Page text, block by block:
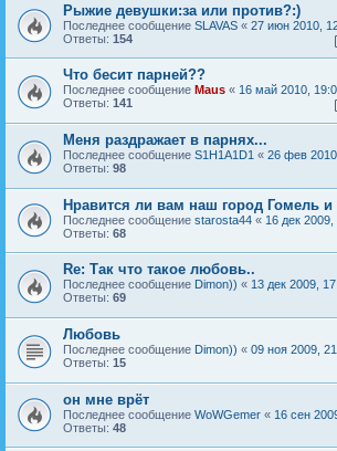
Рыжие девушки:за или против?:)
Последнее сообщение SLAVAS « 27 июн 2010,
Ответы: 154
Что бесит парней??
Последнее сообщение Maus « 16 май 2010,
Ответы: 141
Меня раздражает в парнях...
Последнее сообщение S1H1A1D1 « 26 фев
Ответы: 98
Нравится ли вам наш город Гомель
Последнее сообщение starosta44 « 16 дек 2009,
Ответы: 68
Re: Так что такое любовь..
Последнее сообщение Dimon)) « 13 дек 2009,
Ответы: 69
Любовь
Последнее сообщение Dimon)) « 09 ноя 2009,
Ответы: 15
он мне врёт
Последнее сообщение WoWGemer « 16 сен
Ответы: 48